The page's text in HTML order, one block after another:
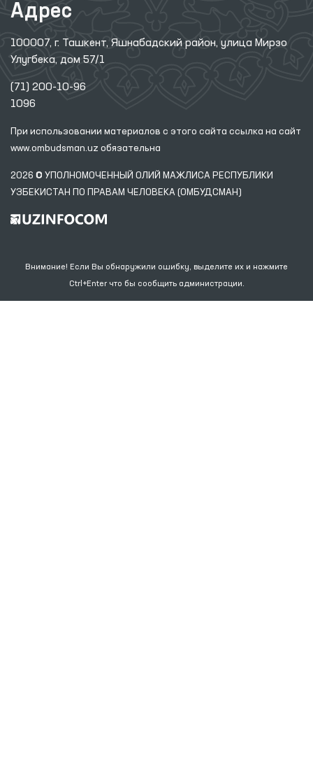
Адрес
100007, г. Ташкент, Яшнабадский район, улица Мирзо
Улугбека, дом 57/1
(71) 200-10-96
1096
При использовании материалов с этого сайта ссылка на сайт
www.ombudsman.uz обязательна
2026 © УПОЛНОМОЧЕННЫЙ ОЛИЙ МАЖЛИСА РЕСПУБЛИКИ
УЗБЕКИСТАН ПО ПРАВАМ ЧЕЛОВЕКА (ОМБУДСМАН)
Внимание! Если Вы обнаружили ошибку, выделите их и нажмите
Ctrl+Enter что бы сообщить администрации.